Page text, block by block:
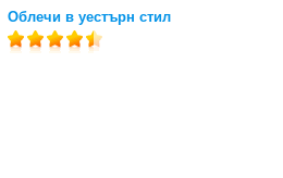
Облечи в уестърн стил